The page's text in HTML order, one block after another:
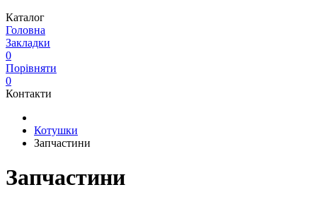
Каталог
Головна
Закладки
0
Порівняти
0
Контакти
Котушки
Запчастини
Запчастини